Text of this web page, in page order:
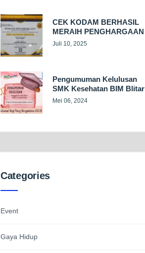
CEK KODAM BERHASIL
MERAIH PENGHARGAAN
Juli 10, 2025
Pengumuman Kelulusan
SMK Kesehatan BIM Blitar
Mei 06, 2024
Categories
Event
Gaya Hidup